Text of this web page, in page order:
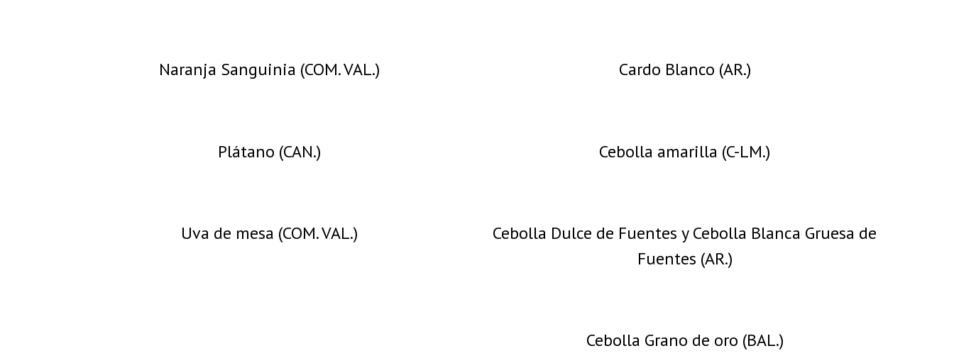
Naranja Sanguinia (COM. VAL.)
Plátano (CAN.)
Uva de mesa (COM. VAL.)
Cardo Blanco (AR.)
Cebolla amarilla (C-LM.)
Cebolla Dulce de Fuentes y Cebolla Blanca Gruesa de
Fuentes (AR.)
Cebolla Grano de oro (BAL.)